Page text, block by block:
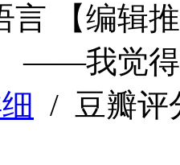
言 【编辑
——我觉得
/ 豆瓣